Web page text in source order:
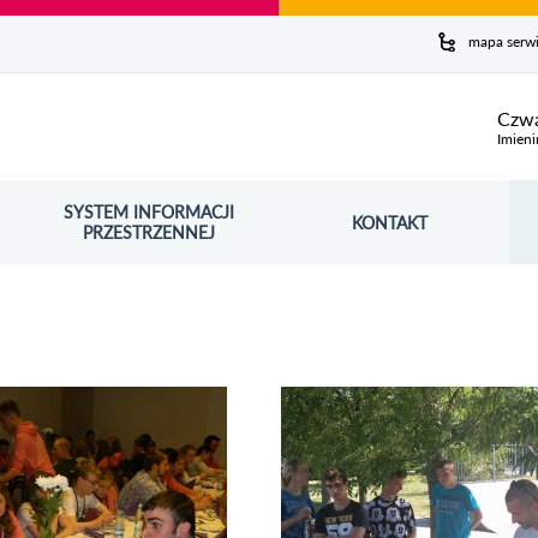
mapa
SYSTEM INFORMACJI
PRZESTRZENNEJ
OTWORZY SIĘ W NOWYM OKNIE KONTAKT
zdjęć Światowe Dni Młodzieży
Obejrzyj galerię zdjęć Turniej Siatkówki
MRG